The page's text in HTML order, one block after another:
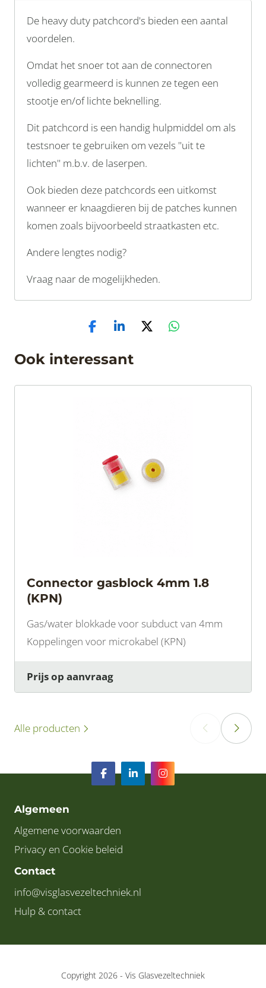
De heavy duty patchcord's bieden een aantal
voordelen.
Omdat het snoer tot aan de connectoren
volledig gearmeerd is kunnen ze tegen een
stootje en/of lichte beknelling.
Dit patchcord is een handig hulpmiddel om als
testsnoer te gebruiken om vezels ''uit te
lichten'' m.b.v. de laserpen.
Ook bieden deze patchcords een uitkomst
wanneer er knaagdieren bij de patches kunnen
komen zoals bijvoorbeeld straatkasten etc.
Andere lengtes nodig?
Vraag naar de mogelijkheden.
Ook interessant
Connector gasblock 4mm 1.8
(KPN)
Gas/water blokkade voor subduct van 4mm
Koppelingen voor microkabel (KPN)
Prijs op aanvraag
Alle producten ‹ ›
Algemeen
Algemene voorwaarden
Privacy en Cookie beleid
Contact
info@visglasvezeltechniek.nl
Hulp & contact
Copyright 2026 - Vis Glasvezeltechniek